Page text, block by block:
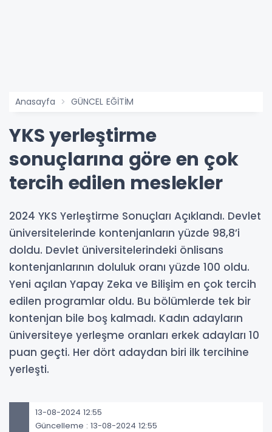
Anasayfa GÜNCEL EĞİTİM
YKS yerleştirme
sonuçlarına göre en çok
tercih edilen meslekler
2024 YKS Yerleştirme Sonuçları Açıklandı. Devlet
üniversitelerinde kontenjanların yüzde 98,8’i
doldu. Devlet üniversitelerindeki önlisans
kontenjanlarının doluluk oranı yüzde 100 oldu.
Yeni açılan Yapay Zeka ve Bilişim en çok tercih
edilen programlar oldu. Bu bölümlerde tek bir
kontenjan bile boş kalmadı. Kadın adayların
üniversiteye yerleşme oranları erkek adayları 10
puan geçti. Her dört adaydan biri ilk tercihine
yerleşti.
13-08-2024 12:55
Güncelleme : 13-08-2024 12:55